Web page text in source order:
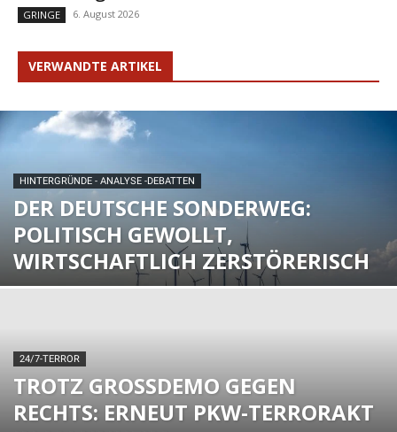
GRINGE 6. August 2026
VERWANDTE ARTIKEL
HINTERGRÜNDE - ANALYSE -DEBATTEN
DER DEUTSCHE SONDERWEG:
POLITISCH GEWOLLT,
WIRTSCHAFTLICH ZERSTÖRERISCH
24/7-TERROR
TROTZ GROSSDEMO GEGEN R
ECHTS: ERNEUT PKW-TERRORAKT I